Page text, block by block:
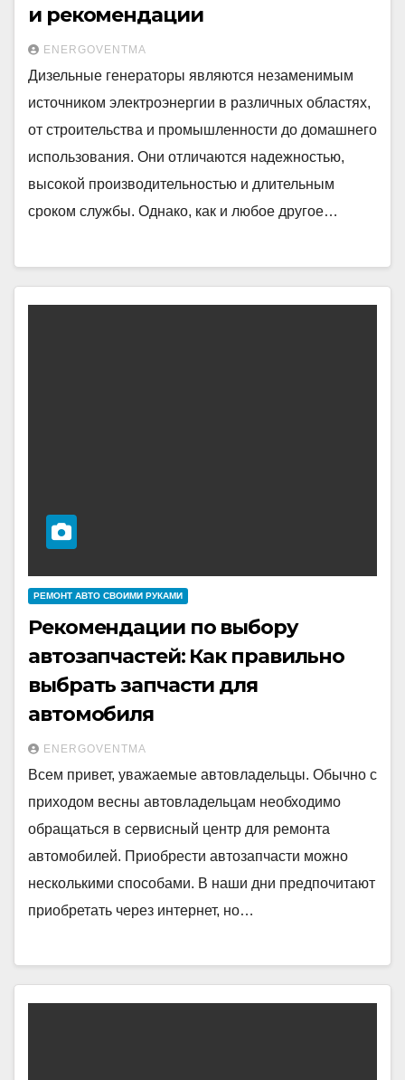
и рекомендации
ENERGOVENTMA
Дизельные генераторы являются незаменимым
источником электроэнергии в различных областях,
от строительства и промышленности до домашнего
использования. Они отличаются надежностью,
высокой производительностью и длительным
сроком службы. Однако, как и любое другое…
РЕМОНТ АВТО СВОИМИ РУКАМИ
Рекомендации по выбору
автозапчастей: Как правильно
выбрать запчасти для
автомобиля
ENERGOVENTMA
Всем привет, уважаемые автовладельцы. Обычно с
приходом весны автовладельцам необходимо
обращаться в сервисный центр для ремонта
автомобилей. Приобрести автозапчасти можно
несколькими способами. В наши дни предпочитают
приобретать через интернет, но…